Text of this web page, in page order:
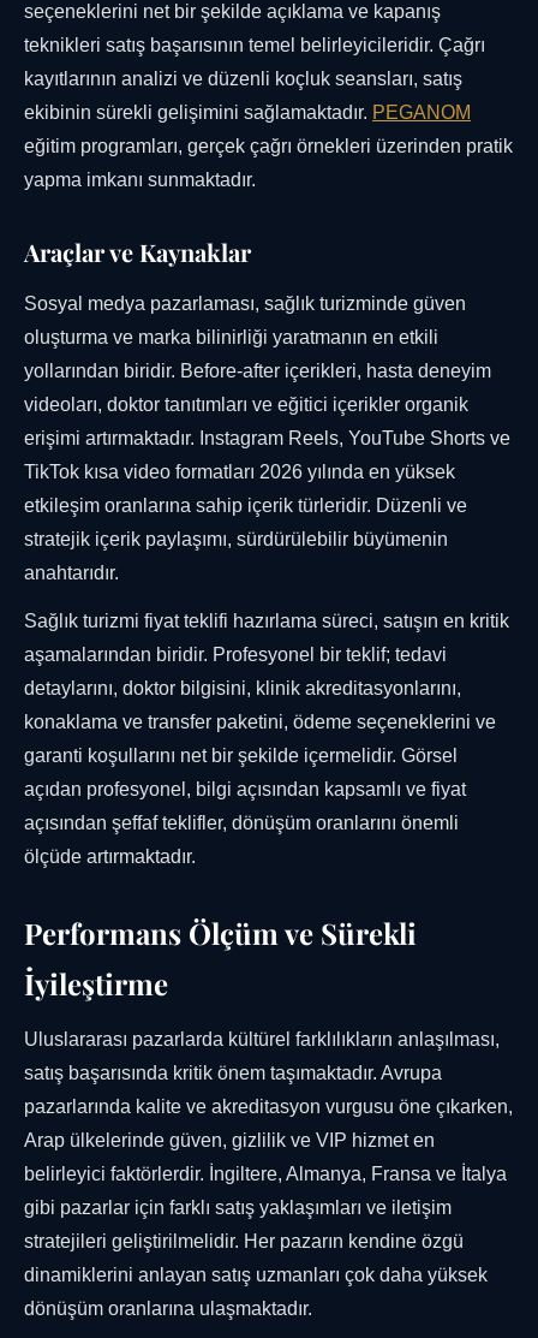
seçeneklerini net bir şekilde açıklama ve kapanış
teknikleri satış başarısının temel belirleyicileridir. Çağrı
kayıtlarının analizi ve düzenli koçluk seansları, satış
ekibinin sürekli gelişimini sağlamaktadır. PEGANOM
eğitim programları, gerçek çağrı örnekleri üzerinden pratik
yapma imkanı sunmaktadır.
Araçlar ve Kaynaklar
Sosyal medya pazarlaması, sağlık turizminde güven
oluşturma ve marka bilinirliği yaratmanın en etkili
yollarından biridir. Before-after içerikleri, hasta deneyim
videoları, doktor tanıtımları ve eğitici içerikler organik
erişimi artırmaktadır. Instagram Reels, YouTube Shorts ve
TikTok kısa video formatları 2026 yılında en yüksek
etkileşim oranlarına sahip içerik türleridir. Düzenli ve
stratejik içerik paylaşımı, sürdürülebilir büyümenin
anahtarıdır.
Sağlık turizmi fiyat teklifi hazırlama süreci, satışın en kritik
aşamalarından biridir. Profesyonel bir teklif; tedavi
detaylarını, doktor bilgisini, klinik akreditasyonlarını,
konaklama ve transfer paketini, ödeme seçeneklerini ve
garanti koşullarını net bir şekilde içermelidir. Görsel
açıdan profesyonel, bilgi açısından kapsamlı ve fiyat
açısından şeffaf teklifler, dönüşüm oranlarını önemli
ölçüde artırmaktadır.
Performans Ölçüm ve Sürekli
İyileştirme
Uluslararası pazarlarda kültürel farklılıkların anlaşılması,
satış başarısında kritik önem taşımaktadır. Avrupa
pazarlarında kalite ve akreditasyon vurgusu öne çıkarken,
Arap ülkelerinde güven, gizlilik ve VIP hizmet en
belirleyici faktörlerdir. İngiltere, Almanya, Fransa ve İtalya
gibi pazarlar için farklı satış yaklaşımları ve iletişim
stratejileri geliştirilmelidir. Her pazarın kendine özgü
dinamiklerini anlayan satış uzmanları çok daha yüksek
dönüşüm oranlarına ulaşmaktadır.